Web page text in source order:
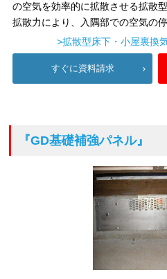
の空気を効率的に拡散させる拡散
拡散力により、入隅部での空気の停
>拡散型床下・小屋裏換
すぐに資料請求
『GD基礎補強パネル』